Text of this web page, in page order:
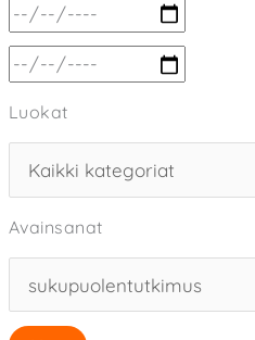
Luokat
Avainsanat